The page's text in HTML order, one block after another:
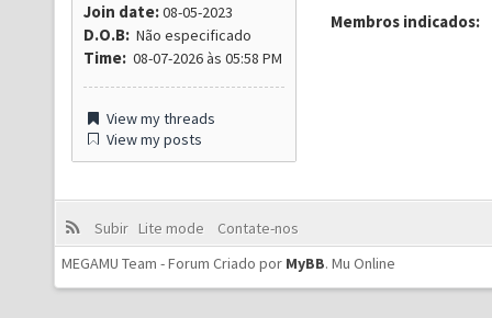
Join date:08-05-2023
D.O.B: Não especificado
Time: 08-07-2026 às 05:58 PM
View my threads
View my posts
Membros indicados:
Subir Lite mode
Contate-nos
MEGAMU Team - Forum Criado por MyBB. Mu Online